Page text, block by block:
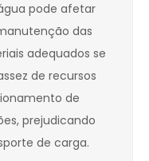
pode afetar
das
adequados se
de recursos
de
prejudicando
de carga.